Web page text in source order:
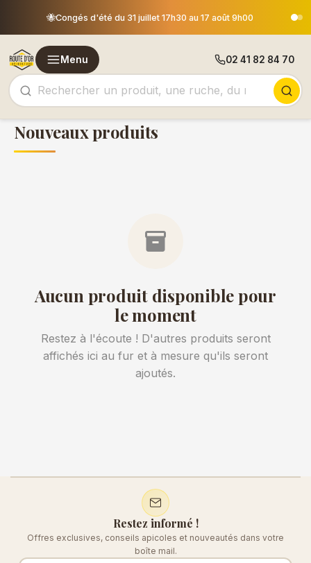
🐝Congés d'été du 31 juillet 17h30 au 17 août 9h00 🐝
Menu 02 41 82 84 70
Nouveaux produits
inventory_2
Aucun produit disponible pour
le moment
Restez à l'écoute ! D'autres produits seront
affichés ici au fur et à mesure qu'ils seront
ajoutés.
Restez informé !
Offres exclusives, conseils apicoles et nouveautés dans votre
boîte mail.